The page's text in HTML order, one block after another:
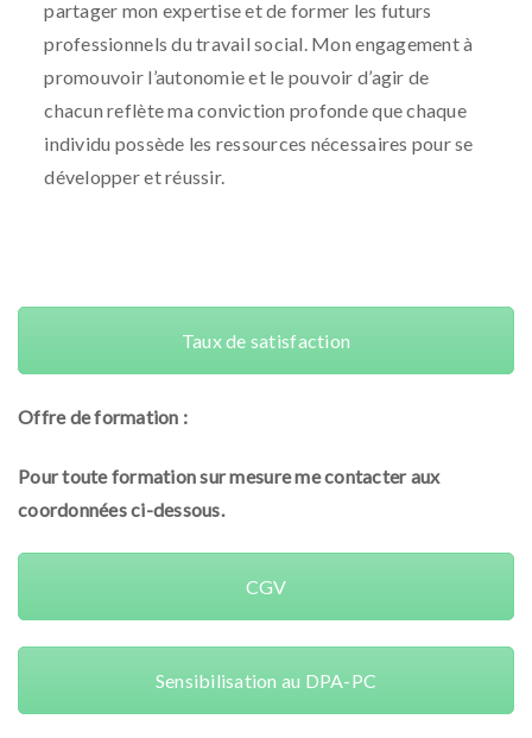
partager mon expertise et de former les futurs
professionnels du travail social. Mon engagement à
promouvoir l’autonomie et le pouvoir d’agir de
chacun reflète ma conviction profonde que chaque
individu possède les ressources nécessaires pour se
développer et réussir.
Taux de satisfaction
Offre de formation :
Pour toute formation sur mesure me contacter aux
coordonnées ci-dessous.
CGV
Sensibilisation au DPA-PC